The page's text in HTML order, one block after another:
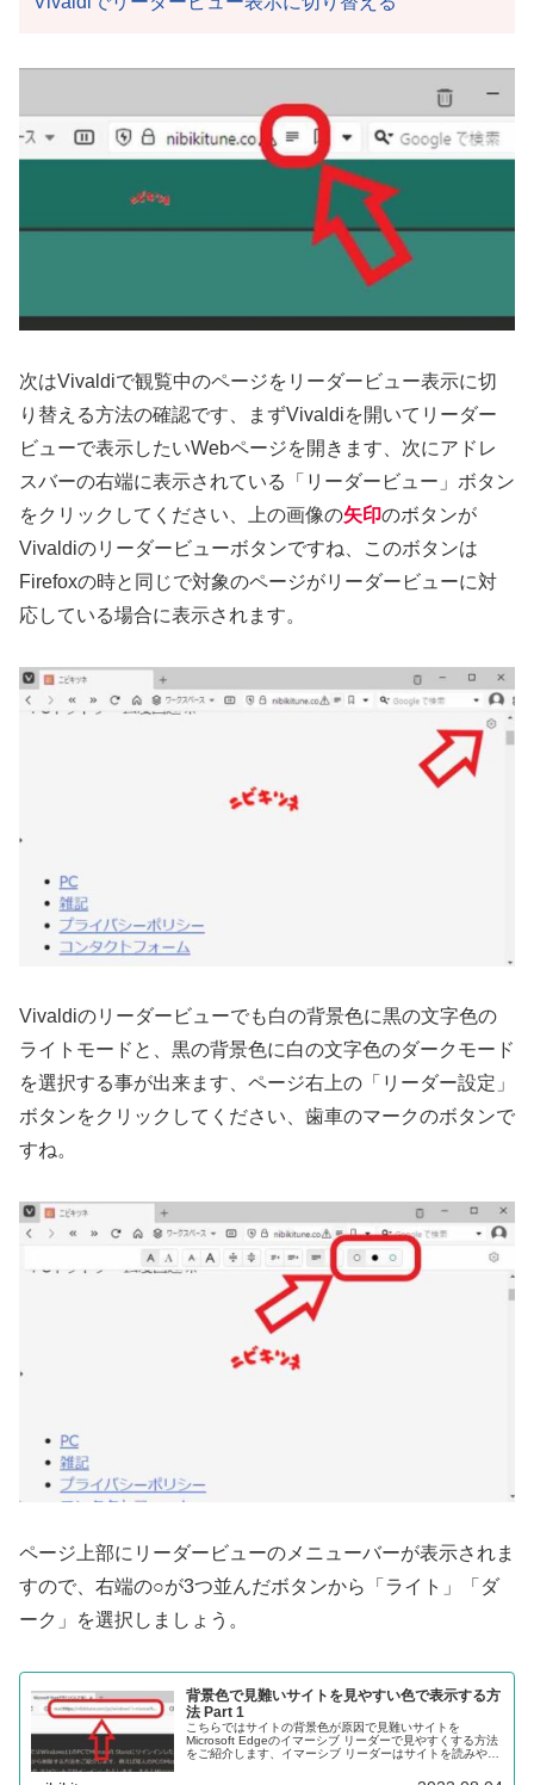
次はVivaldiで観覧中のページをリーダービュー表示に切
り替える方法の確認です、まずVivaldiを開いてリーダー
ビューで表示したいWebページを開きます、次にアドレ
スバーの右端に表示されている「リーダービュー」ボタン
をクリックしてください、上の画像の矢印のボタンが
Vivaldiのリーダービューボタンですね、このボタンは
Firefoxの時と同じで対象のページがリーダービューに対
応している場合に表示されます。
Vivaldiのリーダービューでも白の背景色に黒の文字色の
ライトモードと、黒の背景色に白の文字色のダークモード
を選択する事が出来ます、ページ右上の「リーダー設定」
ボタンをクリックしてください、歯車のマークのボタンで
すね。
ページ上部にリーダービューのメニューバーが表示されま
すので、右端の○が3つ並んだボタンから「ライト」「ダ
ーク」を選択しましょう。
背景色で見難いサイトを見やすい色で表示する方
法 Part 1
こちらではサイトの背景色が原因で見難いサイトを
Microsoft Edgeのイマーシブ リーダーで見やすくする方法
をご紹介します、イマーシブ リーダーはサイトを読みやす